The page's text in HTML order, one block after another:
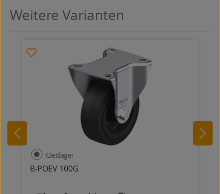
Produktgalerie überspringen
Weitere Varianten
B-POEV 100G
Gleitlager